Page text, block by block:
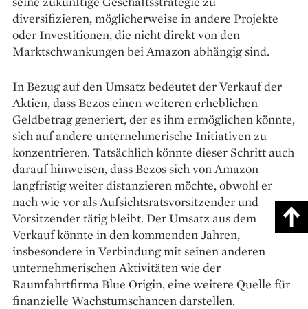
diversifizieren, möglicherweise in andere Projekte
oder Investitionen, die nicht direkt von den
Marktschwankungen bei Amazon abhängig sind.
In Bezug auf den Umsatz bedeutet der Verkauf der
Aktien, dass Bezos einen weiteren erheblichen
Geldbetrag generiert, der es ihm ermöglichen könnte,
sich auf andere unternehmerische Initiativen zu
konzentrieren. Tatsächlich könnte dieser Schritt auch
darauf hinweisen, dass Bezos sich von Amazon
langfristig weiter distanzieren möchte, obwohl er
nach wie vor als Aufsichtsratsvorsitzender und
Vorsitzender tätig bleibt. Der Umsatz aus dem
Verkauf könnte in den kommenden Jahren,
insbesondere in Verbindung mit seinen anderen
unternehmerischen Aktivitäten wie der
Raumfahrtfirma Blue Origin, eine weitere Quelle für
finanzielle Wachstumschancen darstellen.